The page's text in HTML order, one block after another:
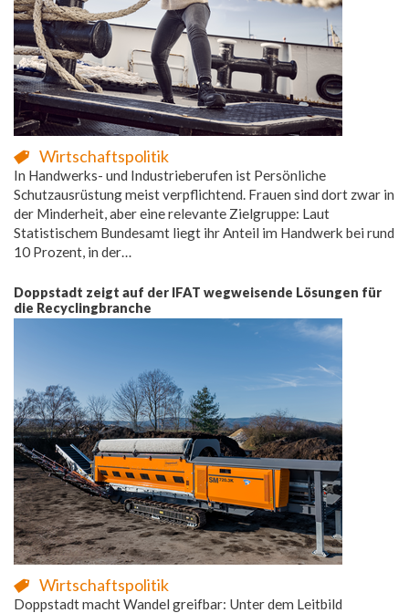
Wirtschaftspolitik
In Handwerks- und Industrieberufen ist Persönliche
Schutzausrüstung meist verpflichtend. Frauen sind dort zwar in
der Minderheit, aber eine relevante Zielgruppe: Laut
Statistischem Bundesamt liegt ihr Anteil im Handwerk bei rund
10 Prozent, in der…
Doppstadt zeigt auf der IFAT wegweisende Lösungen für
die Recyclingbranche
Wirtschaftspolitik
Doppstadt macht Wandel greifbar: Unter dem Leitbild